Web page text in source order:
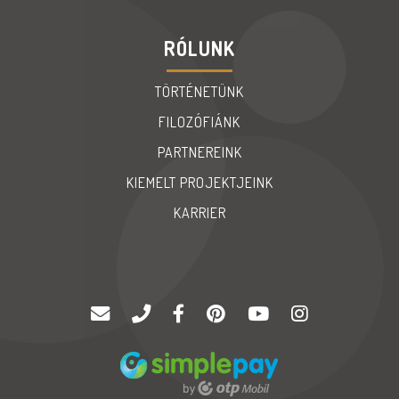
RÓLUNK
TÖRTÉNETÜNK
FILOZÓFIÁNK
PARTNEREINK
KIEMELT PROJEKTJEINK
KARRIER